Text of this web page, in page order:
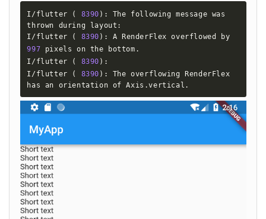
I/flutter ( 8390 ) : The following message was
thrown during layout:
I/flutter
( 8390 )
997 pixels on the bottom.
I/flutter
( 8390 ) :
I/flutter
( 8390 ) : The overflowing RenderFlex
has an orientation of Axis.vertical.